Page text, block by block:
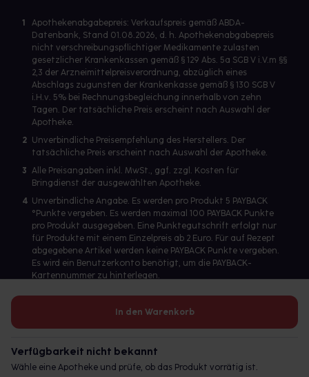
In den Warenkorb
Verfügbarkeit nicht bekannt
Wähle eine Apotheke und prüfe, ob das Produkt vorrätig ist.
1
Apothekenabgabepreis: Verkaufspreis gemäß ABDA-
Datenbank, Stand 01.08.2026, d. h. Apothekenabgabepreis
nicht verschreibungspflichtiger Medikamente zulasten
gesetzlicher Krankenkassen gemäß § 129 Abs. 5a SGB V i.V.m §§
2,3 der Arzneimittelpreisverordnung, abzüglich eines
Abschlags zugunsten der Krankenkasse gemäß § 130 SGB V
i.H.v. 5% bei Rechnungsbegleichung innerhalb von zehn
Tagen. Der tatsächliche Preis erscheint nach Auswahl der
Apotheke.
2 Unverbindliche Preisempfehlung des Herstellers. Der
tatsächliche Preis erscheint nach Auswahl der Apotheke.
3 Alle Preisangaben inkl. MwSt., ggf. zzgl. Kosten für
Bringdienst der ausgewählten Apotheke.
4 Unverbindliche Angabe. Es werden pro Produkt 5 PAYBACK
°Punkte vergeben. Es werden maximal 100 PAYBACK Punkte
pro Produkt ausgegeben. Eine Punktegutschrift erfolgt nur
für Produkte mit einem Einzelpreis ab 2 Euro. Für auf Rezept
abgegebene Artikel werden keine PAYBACK Punkte vergeben.
Es wird ein Benutzerkonto benötigt, um die PAYBACK-
Kartennummer zu hinterlegen.
Betreiber des Portals und verantwortlich: gesund.de GmbH &
© 2026 gesund.de GmbH & Co. KG